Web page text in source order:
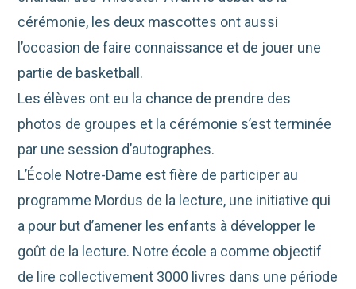
cérémonie, les deux mascottes ont aussi
l’occasion de faire connaissance et de jouer une
partie de basketball.
Les élèves ont eu la chance de prendre des
photos de groupes et la cérémonie s’est terminée
par une session d’autographes.
L’École Notre-Dame est fière de participer au
programme Mordus de la lecture, une initiative qui
a pour but d’amener les enfants à développer le
goût de la lecture. Notre école a comme objectif
de lire collectivement 3000 livres dans une période